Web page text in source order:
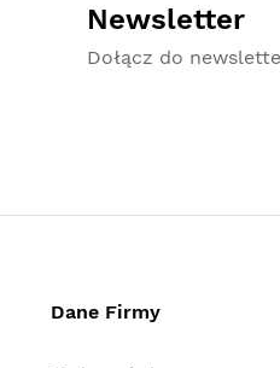
Newsletter
Dołącz do
Dane Firmy